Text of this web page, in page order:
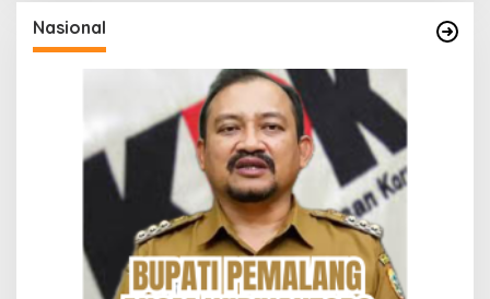
Nasional